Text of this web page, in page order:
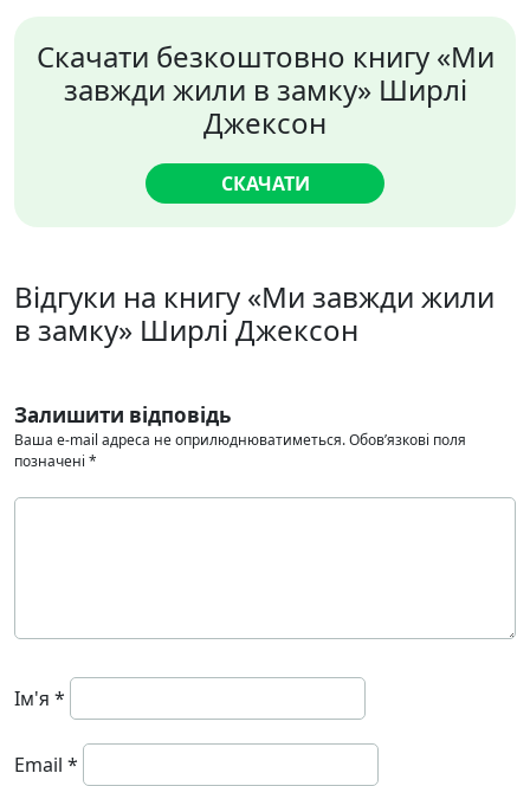
Скачати безкоштовно книгу «Ми
завжди жили в замку» Ширлі
Джексон
СКАЧАТИ
Відгуки на книгу «Ми завжди жили
в замку» Ширлі Джексон
Залишити відповідь
Ваша e-mail адреса не оприлюднюватиметься.Обов’язкові поля
позначені *
Ім'я *
Email *